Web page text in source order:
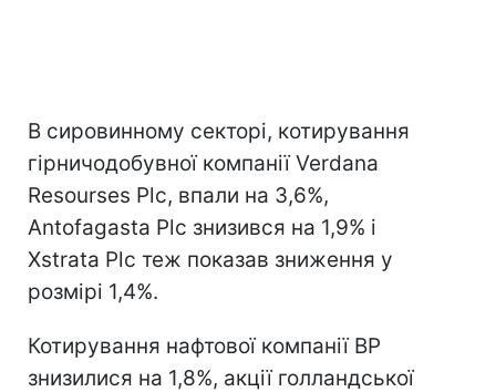
В сировинному секторі, котирування
гірничодобувної компанії Verdana
Resourses Plc, впали на 3,6%,
Antofagasta Plc знизився на 1,9% і
Xstrata Plc теж показав зниження у
розмірі 1,4%.
Котирування нафтової компанії BP
знизилися на 1,8%, акції голландської